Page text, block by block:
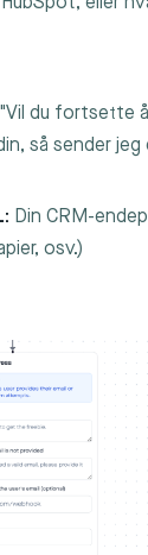
"Vil du fortsette
så sender
Din CRM-
osv.)